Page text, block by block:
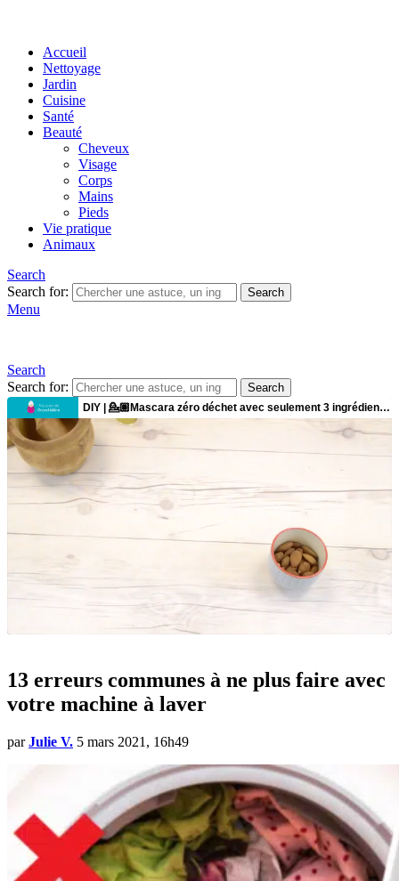
Accueil
Nettoyage
Jardin
Cuisine
Santé
Beauté
Cheveux
Visage
Corps
Mains
Pieds
Vie pratique
Animaux
Search
Search for:
Search
Menu
Search
Search for:
Search
13 erreurs communes à ne plus faire avec
votre machine à laver
par Julie V. 5 mars 2021, 16h49